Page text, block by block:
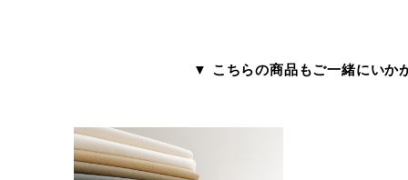
▼ こちらの商品もご一緒にいか